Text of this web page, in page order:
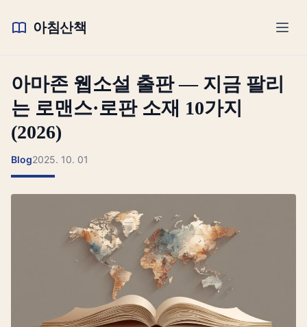
아침산책
아마존 웹소설 출판 — 지금 팔리
는 로맨스·로판 소재 10가지
(2026)
Blog2025. 10. 01